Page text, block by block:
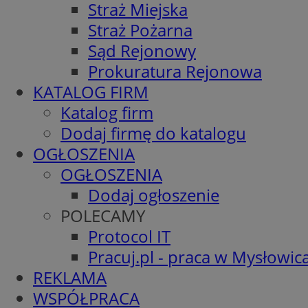
Straż Miejska
Straż Pożarna
Sąd Rejonowy
Prokuratura Rejonowa
KATALOG FIRM
Katalog firm
Dodaj firmę do katalogu
OGŁOSZENIA
OGŁOSZENIA
Dodaj ogłoszenie
POLECAMY
Protocol IT
Pracuj.pl - praca w
REKLAMA
WSPÓŁPRACA